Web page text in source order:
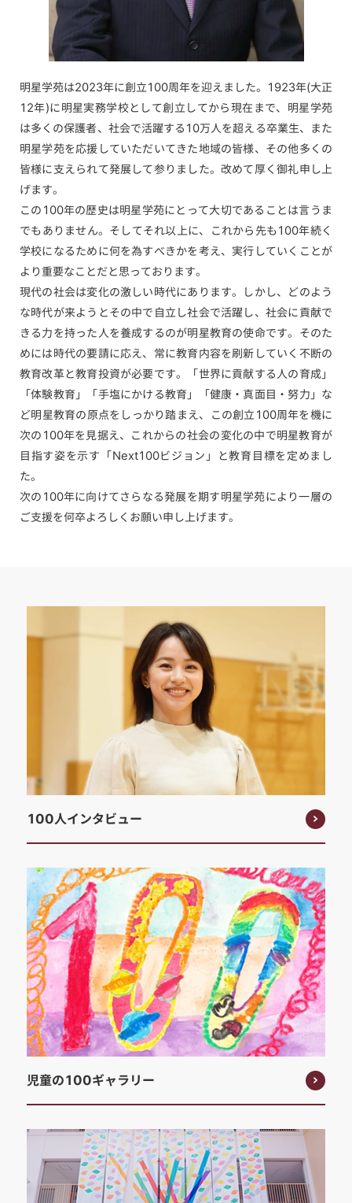
明星学苑は2023年に創立100周年を迎えました。1923年(大正
12年)に明星実務学校として創立してから現在まで、明星学苑
は多くの保護者、社会で活躍する10万人を超える卒業生、また
明星学苑を応援していただいてきた地域の皆様、その他多くの
皆様に支えられて発展して参りました。改めて厚く御礼申し上
げます。
この100年の歴史は明星学苑にとって大切であることは言うま
でもありません。そしてそれ以上に、これから先も100年続く
学校になるために何を為すべきかを考え、実行していくことが
より重要なことだと思っております。
現代の社会は変化の激しい時代にあります。しかし、どのよう
な時代が来ようとその中で自立し社会で活躍し、社会に貢献で
きる力を持った人を養成するのが明星教育の使命です。そのた
めには時代の要請に応え、常に教育内容を刷新していく不断の
教育改革と教育投資が必要です。「世界に貢献する人の育成」
「体験教育」「手塩にかける教育」「健康・真面目・努力」な
ど明星教育の原点をしっかり踏まえ、この創立100周年を機に
次の100年を見据え、これからの社会の変化の中で明星教育が
目指す姿を示す「Next100ビジョン」と教育目標を定めまし
た。
次の100年に向けてさらなる発展を期す明星学苑により一層の
ご支援を何卒よろしくお願い申し上げます。
100人インタビュー
児童の100ギャラリー